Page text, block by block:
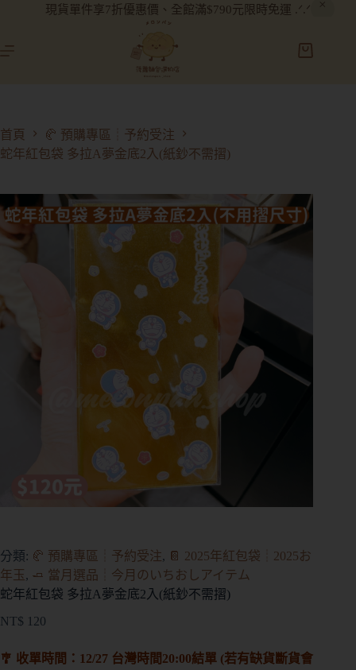
現貨單件享7折優惠價、全館滿$790元限時免運 .ᐟ.ᐟ
首頁
🥐 預購專區┊予約受注
蛇年紅包袋 多拉A夢金底2入(紙鈔不需摺)
分類: 🥐 預購專區┊予約受注, 📔 2025年紅包袋┊2025お
年玉, 🧈 當月選品┊今月のいちおしアイテム
蛇年紅包袋 多拉A夢金底2入(紙鈔不需摺)
NT$ 120
🎐 收單時間：12/27 台灣時間20:00結單 (若有缺貨斷貨會